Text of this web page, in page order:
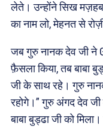
लेते। उन्होंने सिख
का नाम लो, मेहनत से
जब गुरु नानक देव जी ने
फ़ैसला किया, तब बाबा
जी के साथ रहे। गुरु
रहोगे।” गुरु अंगद देव जी
बाबा बुड्ढा जी को